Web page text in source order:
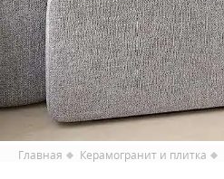
Главная Керамогранит и плитка